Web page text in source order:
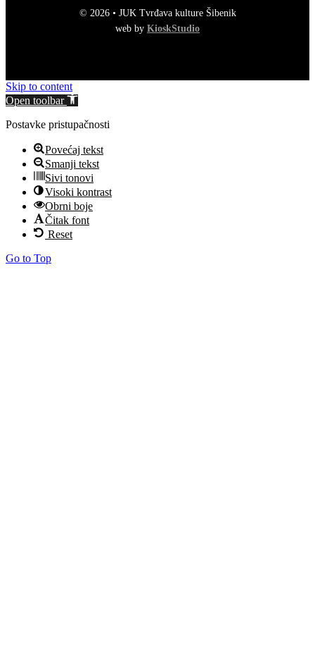
© 2026 • JUK Tvrđava kulture Šibenik
web by KioskStudio
Skip to content
Open toolbar
Postavke pristupačnosti
Povećaj tekst
Smanji tekst
Sivi tonovi
Visoki kontrast
Obrni boje
Čitak font
Reset
Go to Top